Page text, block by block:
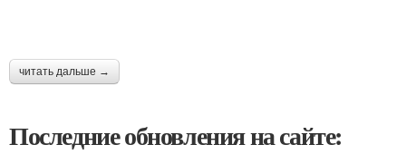
читать дальше →
Последние обновления на сайте: